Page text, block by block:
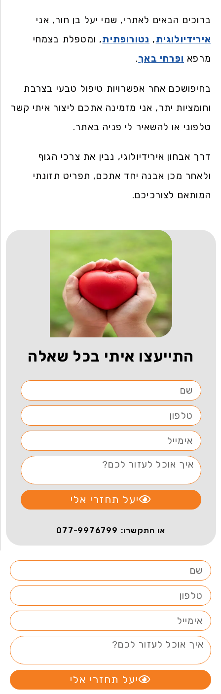
ברוכים הבאים לאתרי, שמי יעל בן חור, אני
אירידיולוגית, נטורופתית, ומטפלת בצמחי
מרפא ופרחי באך.
בחיפושכם אחר אפשרויות טיפול טבעי בצרבת
וחומציות יתר, אני מזמינה אתכם ליצור איתי קשר
טלפוני או להשאיר לי פניה באתר.
דרך אבחון אירידיולוגי, נבין את צרכי הגוף
ולאחר מכן אבנה יחד אתכם, תפריט תזונתי
המותאם לצורכיכם.
התייעצו איתי בכל שאלה
יעל תחזרי אלי
או התקשרו: 077-9976799
יעל תחזרי אלי